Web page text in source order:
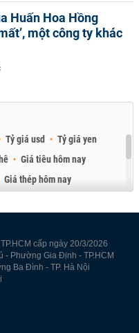
Huấn Hoa Hồng
một công ty khác
Tỷ giá usd
Tỷ giá yen
Giá tiêu hôm nay
Giá thép hôm nay
cấp ngày 20/3/2026
- Phường Gia Định - TP.HCM
Ba Đình - TP. Hà Nội